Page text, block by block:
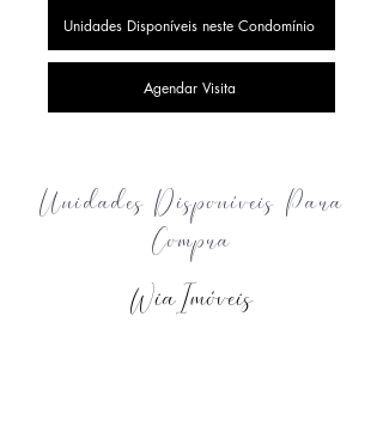
Unidades Disponíveis neste Condomínio
Agendar Visita
Unidades Disponíveis Para
Compra
WiaImóveis